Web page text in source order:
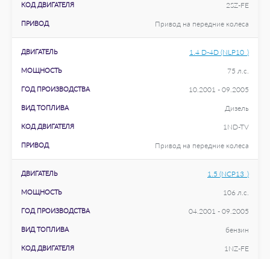
КОД ДВИГАТЕЛЯ 2SZ-FE
ПРИВОД Привод на передние колеса
ДВИГАТЕЛЬ 1.4 D-4D (NLP10_)
МОЩНОСТЬ 75 л.с.
ГОД ПРОИЗВОДСТВА 10.2001 - 09.2005
ВИД ТОПЛИВА Дизель
КОД ДВИГАТЕЛЯ 1ND-TV
ПРИВОД Привод на передние колеса
ДВИГАТЕЛЬ 1.5 (NCP13_)
МОЩНОСТЬ 106 л.с.
ГОД ПРОИЗВОДСТВА 04.2001 - 09.2005
ВИД ТОПЛИВА бензин
КОД ДВИГАТЕЛЯ 1NZ-FE